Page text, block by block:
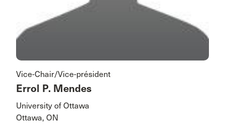
Vice-Chair/Vice-président
Errol P. Mendes
University of Ottawa
Ottawa, ON